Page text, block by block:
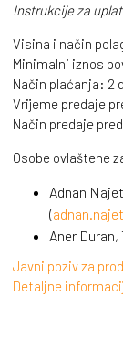
Instrukcije za
Visina i način
Minimalni iznos
Način plaćanja: 2
Vrijeme predaje
Način predaje
Osobe ovlaštene
Adnan
(
Aner
Javni poziv za
Detaljne